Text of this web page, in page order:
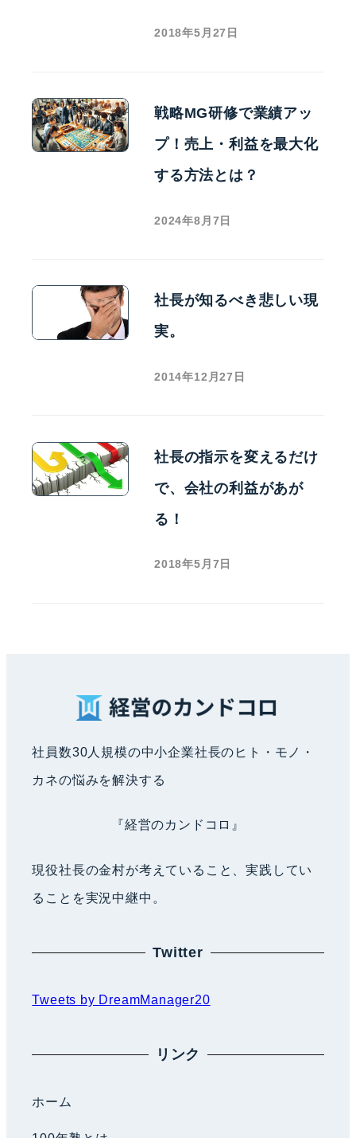
2018年5月27日
戦略MG研修で業績アッ
プ！売上・利益を最大化
する方法とは？
2024年8月7日
社長が知るべき悲しい現
実。
2014年12月27日
社長の指示を変えるだけ
で、会社の利益があが
る！
2018年5月7日
社員数30人規模の中小企業社長のヒト・モノ・
カネの悩みを解決する
『経営のカンドコロ』
現役社長の金村が考えていること、実践してい
ることを実況中継中。
Twitter
Tweets by DreamManager20
リンク
ホーム